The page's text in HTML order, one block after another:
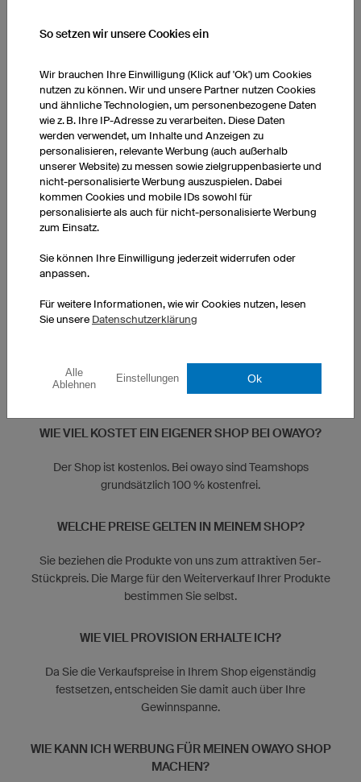
Noch Fragen zum Teamshop?
Gerne stehen wir Ihnen für Rückfragen zur Verfügung und
Schreiben Sie uns gerne eine E-Mail an
HÄUFIG GESTELLTE FRAGEN
WIE VIEL KOSTET EIN EIGENER SHOP BEI OWAYO?
Der Shop ist kostenlos. Bei owayo sind Teamshops
grundsätzlich 100 % kostenfrei.
WELCHE PREISE GELTEN IN MEINEM SHOP?
Sie beziehen die Produkte von uns zum attraktiven 5er-
Stückpreis. Die Marge für den Weiterverkauf Ihrer Produkte
bestimmen Sie selbst.
WIE VIEL PROVISION ERHALTE ICH?
Da Sie die Verkaufspreise in Ihrem Shop eigenständig
festsetzen, entscheiden Sie damit auch über Ihre
Gewinnspanne.
WIE KANN ICH WERBUNG FÜR MEINEN OWAYO SHOP
MACHEN?
So setzen wir unsere Cookies ein
Wir brauchen Ihre Einwilligung (Klick auf 'Ok') um Cookies
nutzen zu können. Wir und unsere Partner nutzen Cookies
und ähnliche Technologien, um personenbezogene Daten
wie z. B. Ihre IP-Adresse zu verarbeiten. Diese Daten
werden verwendet, um Inhalte und Anzeigen zu
personalisieren, relevante Werbung (auch außerhalb
unserer Website) zu messen sowie zielgruppenbasierte und
nicht-personalisierte Werbung auszuspielen. Dabei
kommen Cookies und mobile IDs sowohl für
personalisierte als auch für nicht-personalisierte Werbung
zum Einsatz.
Sie können Ihre Einwilligung jederzeit widerrufen oder
anpassen.
Für weitere Informationen, wie wir Cookies nutzen, lesen
Sie unsere Datenschutzerklärung
Alle
Ablehnen
Einstellungen Ok